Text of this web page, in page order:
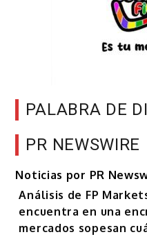
PALABRA DE
PR NEWSWIRE
Noticias por PR
Análisis de FP
encuentra en una
mercados sopesan